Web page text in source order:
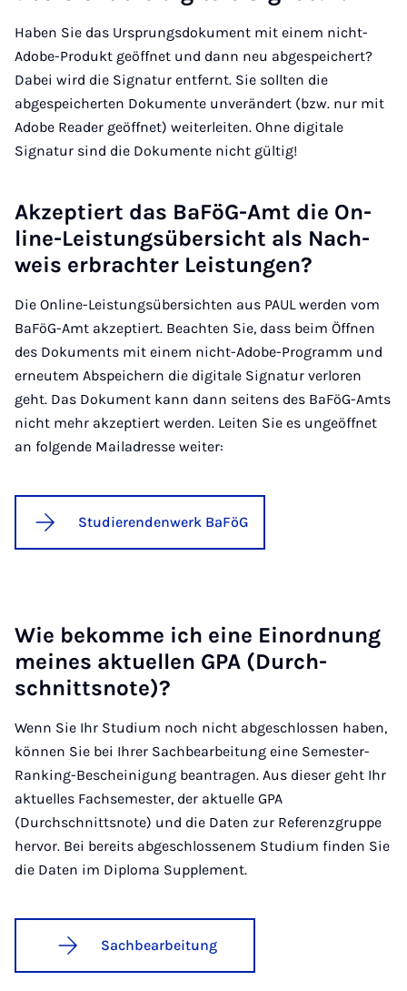
Haben Sie das Ursprungsdokument mit einem nicht-
Adobe-Produkt geöffnet und dann neu abgespeichert?
Dabei wird die Signatur entfernt. Sie sollten die
abgespeicherten Dokumente unverändert (bzw. nur mit
Adobe Reader geöffnet) weiterleiten. Ohne digitale
Signatur sind die Dokumente nicht gültig!
Ak­zep­tiert das BaFöG-Amt die On­
line-Leis­tungs­über­sicht als Nach­
weis er­brach­ter Leis­tun­gen?
Die Online-Leistungsübersichten aus PAUL werden vom
BaFöG-Amt akzeptiert. Beachten Sie, dass beim Öffnen
des Dokuments mit einem nicht-Adobe-Programm und
erneutem Abspeichern die digitale Signatur verloren
geht. Das Dokument kann dann seitens des BaFöG-Amts
nicht mehr akzeptiert werden. Leiten Sie es ungeöffnet
an folgende Mailadresse weiter:
Studierendenwerk BaFöG
Wie be­kom­me ich ei­ne Ein­ord­nung
mei­nes ak­tu­el­len GPA (Durch­
schnitts­no­te)?
Wenn Sie Ihr Studium noch nicht abgeschlossen haben,
können Sie bei Ihrer Sachbearbeitung eine Semester-
Ranking-Bescheinigung beantragen. Aus dieser geht Ihr
aktuelles Fachsemester, der aktuelle GPA
(Durchschnittsnote) und die Daten zur Referenzgruppe
hervor. Bei bereits abgeschlossenem Studium finden Sie
die Daten im Diploma Supplement.
Sachbearbeitung